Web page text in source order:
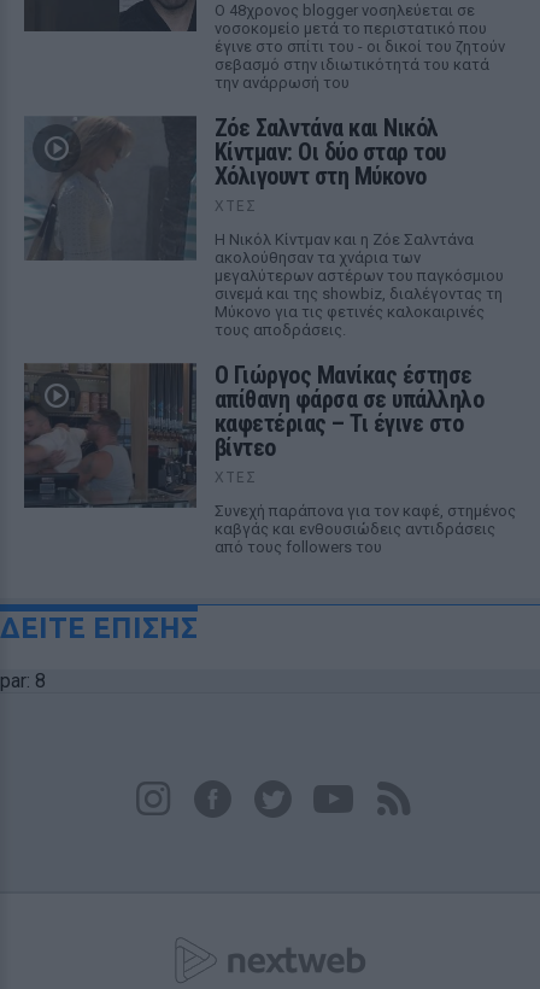
Ο 48χρονος blogger νοσηλεύεται σε
νοσοκομείο μετά το περιστατικό που
έγινε στο σπίτι του - οι δικοί του ζητούν
σεβασμό στην ιδιωτικότητά του κατά
την ανάρρωσή του
Ζόε Σαλντάνα και Νικόλ
Κίντμαν: Οι δύο σταρ του
Χόλιγουντ στη Μύκονο
ΧΤΕΣ
Η Νικόλ Κίντμαν και η Ζόε Σαλντάνα
ακολούθησαν τα χνάρια των
μεγαλύτερων αστέρων του παγκόσμιου
σινεμά και της showbiz, διαλέγοντας τη
Μύκονο για τις φετινές καλοκαιρινές
τους αποδράσεις.
Ο Γιώργος Μανίκας έστησε
απίθανη φάρσα σε υπάλληλο
καφετέριας – Τι έγινε στο
βίντεο
ΧΤΕΣ
Συνεχή παράπονα για τον καφέ, στημένος
καβγάς και ενθουσιώδεις αντιδράσεις
από τους followers του
ΔΕΙΤΕ ΕΠΙΣΗΣ
par: 8